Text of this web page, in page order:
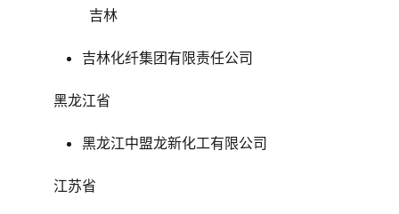
吉林
吉林化纤集团有限责任公司
黑龙江省
黑龙江中盟龙新化工有限公司
江苏省